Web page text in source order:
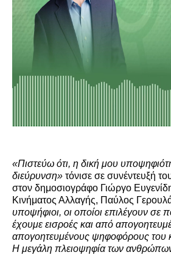
«Πιστεύω ότι, η δική μου
διεύρυνση» τόνισε σε συνέντευξή
στον δημοσιογράφο Γιώργο
Κινήματος Αλλαγής, Παύλος
υποψήφιοι, οι οποίοι επιλέγουν σε
έχουμε εισροές και από
απογοητευμένους ψηφοφόρους του
Η μεγάλη πλειοψηφία των